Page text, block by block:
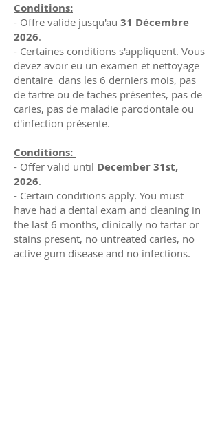
Conditions:
- Offre valide jusqu'au 31 Décembre
2026.
- Certaines conditions s'appliquent. Vous
devez avoir eu un examen et nettoyage
dentaire dans les 6 derniers mois, pas
de tartre ou de taches présentes, pas de
caries, pas de maladie parodontale ou
d'infection présente.
Conditions:
- Offer valid until December 31st,
2026.
- Certain conditions apply. You must
have had a dental exam and cleaning in
the last 6 months, clinically no tartar or
stains present, no untreated caries, no
active gum disease and no infections.